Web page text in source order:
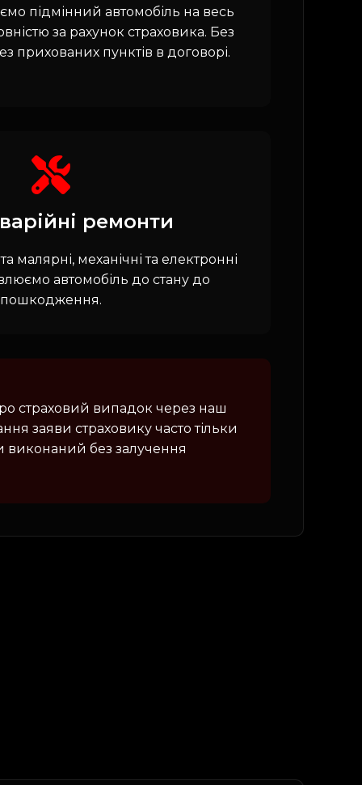
підмінний автомобіль на весь
за рахунок страховика. Без
прихованих пунктів в договорі.
ремонти
малярні, механічні та електронні
автомобіль до стану до
пошкодження.
страховий випадок через наш
заяви страховику часто тільки
виконаний без залучення